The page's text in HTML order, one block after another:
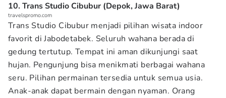
10. Trans Studio Cibubur (Depok, Jawa Barat)
travelspromo.com
Trans Studio Cibubur menjadi pilihan wisata indoor
favorit di Jabodetabek. Seluruh wahana berada di
gedung tertutup. Tempat ini aman dikunjungi saat
hujan. Pengunjung bisa menikmati berbagai wahana
seru. Pilihan permainan tersedia untuk semua usia.
Anak-anak dapat bermain dengan nyaman. Orang